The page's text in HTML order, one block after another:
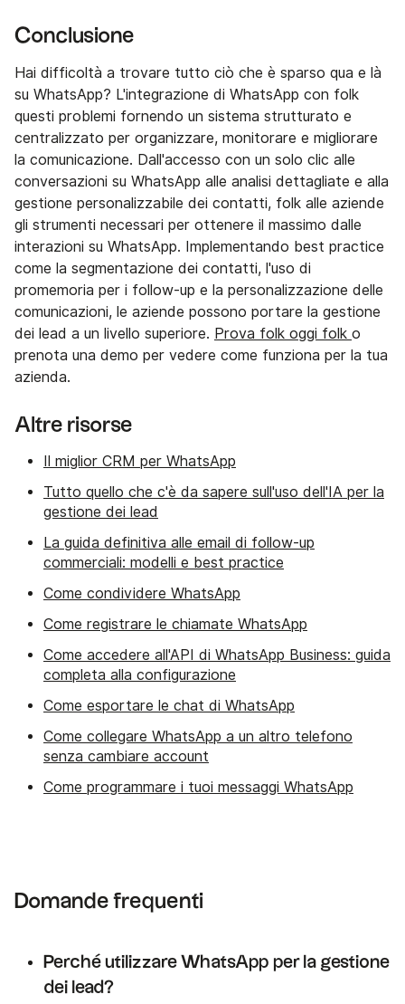
Conclusione
Hai difficoltà a trovare tutto ciò che è sparso qua e là
su WhatsApp? L'integrazione di WhatsApp con folk
questi problemi fornendo un sistema strutturato e
centralizzato per organizzare, monitorare e migliorare
la comunicazione. Dall'accesso con un solo clic alle
conversazioni su WhatsApp alle analisi dettagliate e alla
gestione personalizzabile dei contatti, folk alle aziende
gli strumenti necessari per ottenere il massimo dalle
interazioni su WhatsApp. Implementando best practice
come la segmentazione dei contatti, l'uso di
promemoria per i follow-up e la personalizzazione delle
comunicazioni, le aziende possono portare la gestione
dei lead a un livello superiore. Prova folk oggi folk o
prenota una demo per vedere come funziona per la tua
azienda.
Altre risorse
Il miglior CRM per WhatsApp
Tutto quello che c'è da sapere sull'uso dell'IA per la
gestione dei lead
La guida definitiva alle email di follow-up
commerciali: modelli e best practice
Come condividere WhatsApp
Come registrare le chiamate WhatsApp
Come accedere all'API di WhatsApp Business: guida
completa alla configurazione
Come esportare le chat di WhatsApp
Come collegare WhatsApp a un altro telefono
senza cambiare account
Come programmare i tuoi messaggi WhatsApp
Domande frequenti
Perché utilizzare WhatsApp per la gestione
dei lead?